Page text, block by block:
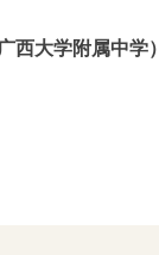
西大学附属中学）